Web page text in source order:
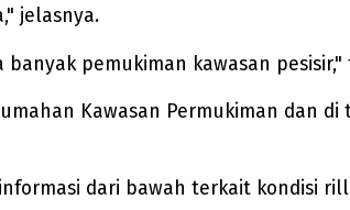
jelasnya.
pemukiman kawasan
Kawasan Permukiman dan di
dari bawah terkait kondisi